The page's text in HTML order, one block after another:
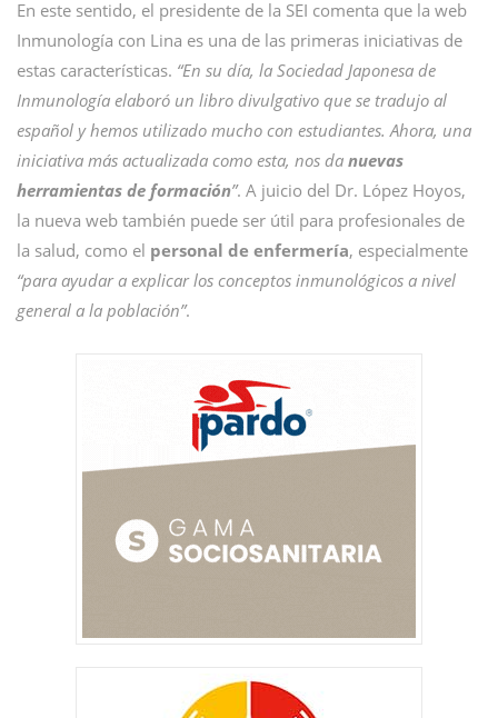
En este sentido, el presidente de la SEI comenta que la web
Inmunología con Lina es una de las primeras iniciativas de
estas características. “En su día, la Sociedad Japonesa de
Inmunología elaboró un libro divulgativo que se tradujo al
español y hemos utilizado mucho con estudiantes. Ahora, una
iniciativa más actualizada como esta, nos da nuevas
herramientas de formación”. A juicio del Dr. López Hoyos,
la nueva web también puede ser útil para profesionales de
la salud, como el personal de enfermería, especialmente
“para ayudar a explicar los conceptos inmunológicos a nivel
general a la población”.